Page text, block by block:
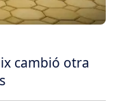
cambió otra